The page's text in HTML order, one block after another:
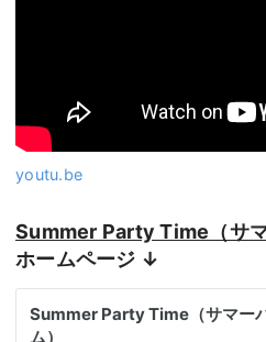
youtu.be
Summer Party Time（サ
ホームページ ↓